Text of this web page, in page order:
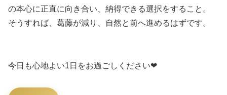
の本心に正直に向き合い、納得できる選択をすること。
そうすれば、葛藤が減り、自然と前へ進めるはずです。
今日も心地よい1日をお過ごしください❤